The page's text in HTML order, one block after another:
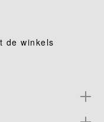
de winkels